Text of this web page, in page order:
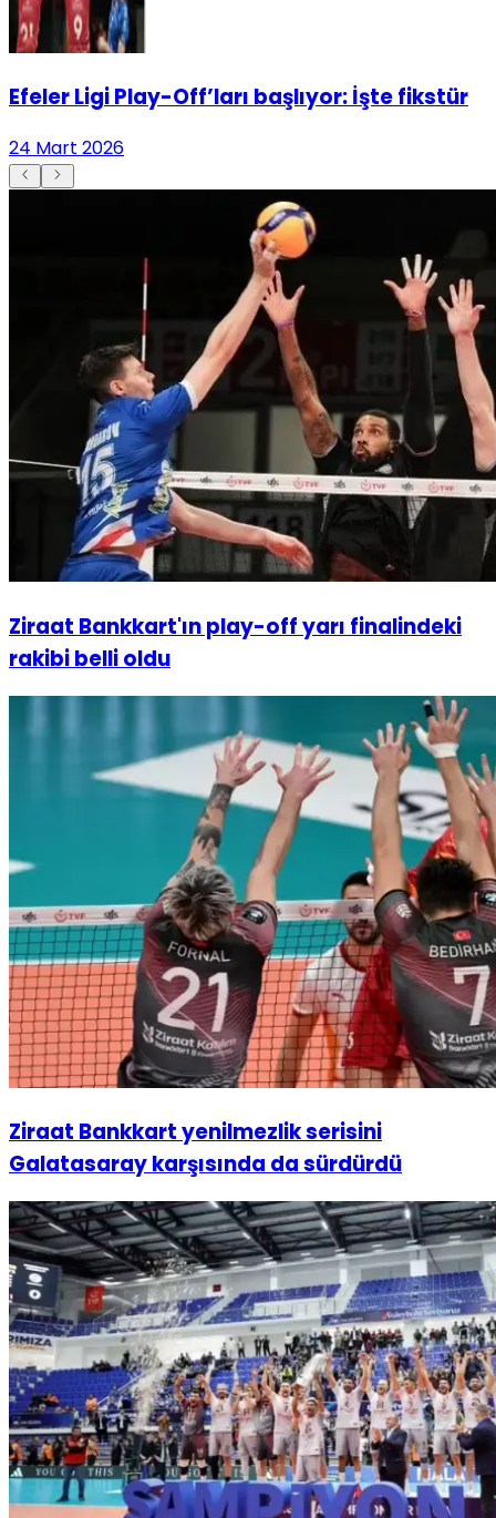
Efeler Ligi Play-Off’ları başlıyor: İşte fikstür
24 Mart 2026
Ziraat Bankkart'ın play-off yarı finalindeki
rakibi belli oldu
Ziraat Bankkart yenilmezlik serisini
Galatasaray karşısında da sürdürdü